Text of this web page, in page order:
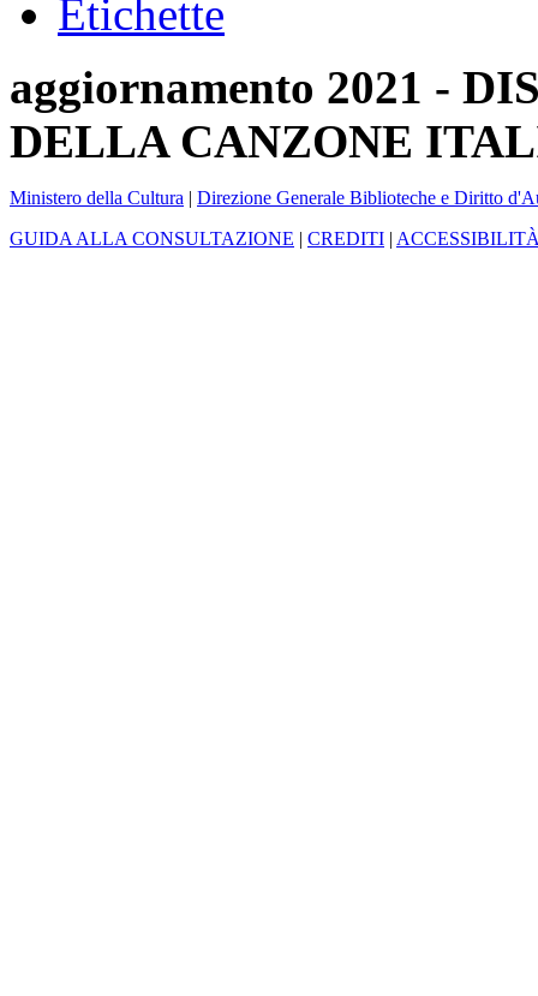
Etichette
aggiornamento 2021 -
DELLA CANZONE
Ministero della Cultura | Direzione Generale Biblioteche e Diritto
GUIDA ALLA CONSULTAZIONE | CREDITI |